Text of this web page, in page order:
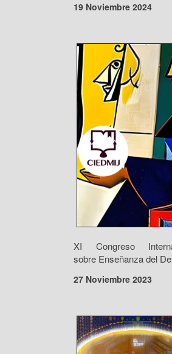
19 Noviembre 2024
XI Congreso
sobre Enseñanza del
27 Noviembre 2023